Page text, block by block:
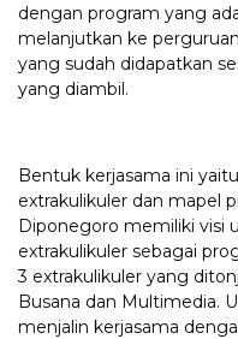
dengan program yang
melanjutkan ke
yang sudah didapatkan
yang diambil.
Bentuk kerjasama ini
extrakulikuler dan mapel
Diponegoro memiliki visi
extrakulikuler sebagai
3 extrakulikuler yang
Busana dan Multimedia.
menjalin kerjasama